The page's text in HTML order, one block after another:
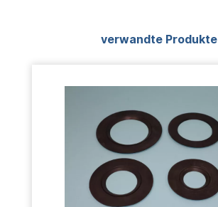
Produktgalerie überspringen
verwandte Produkte